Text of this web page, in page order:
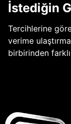
İstediğin
Tercihlerine
verime
birbirinden